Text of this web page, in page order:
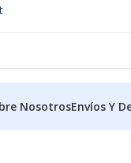
NosotrosEnvíos Y